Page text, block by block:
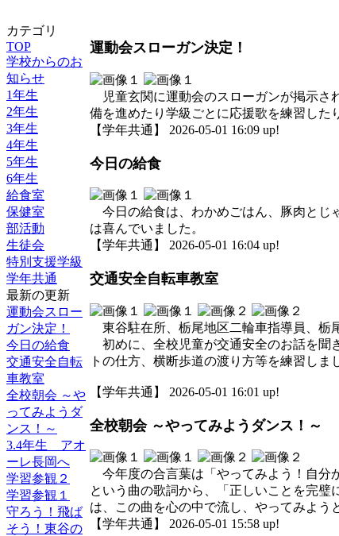
カテゴリ
TOP
学校からのお
知らせ
1年生
2年生
3年生
4年生
5年生
6年生
給食室
保健室
部活動
生徒会
特別支援学級
学年共通
最新の更新
運動会スロー
ガン決定！
今日の給食
交通安全自転
車教室
全校朝会 ～や
ってみようダ
ンス！～
3.4年生 アオ
ーレ長岡へ
学習参観２
学習参観１
守ろう！飛ば
そう！東谷の
運動会スローガン決定！
児童玄関に運動会のスローガンが掲示さ
備を進めたり学級ごとに応援歌を練習した
【学年共通】 2026-05-01 16:09 up!
今日の給食
今日の給食は、わかめごはん、豚肉とじ
は喜んでいました。
【学年共通】 2026-05-01 16:04 up!
交通安全自転車教室
東谷駐在所、栃尾地区二輪車指導員、栃
初めに、全校児童が交通安全のお話を聞
トの仕方、横断歩道の渡り方等を練習し
【学年共通】 2026-05-01 16:01 up!
全校朝会 ～やってみようダンス！～
今年度の合言葉は「やってみよう！自分
という曲の歌詞から、「正しいことを完
は、この曲を心の中で流し、やってみよう
【学年共通】 2026-05-01 15:58 up!